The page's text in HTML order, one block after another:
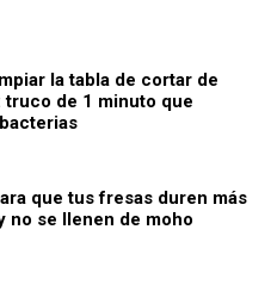
la tabla de cortar de
truco de 1 minuto que
que tus fresas duren más
no se llenen de moho